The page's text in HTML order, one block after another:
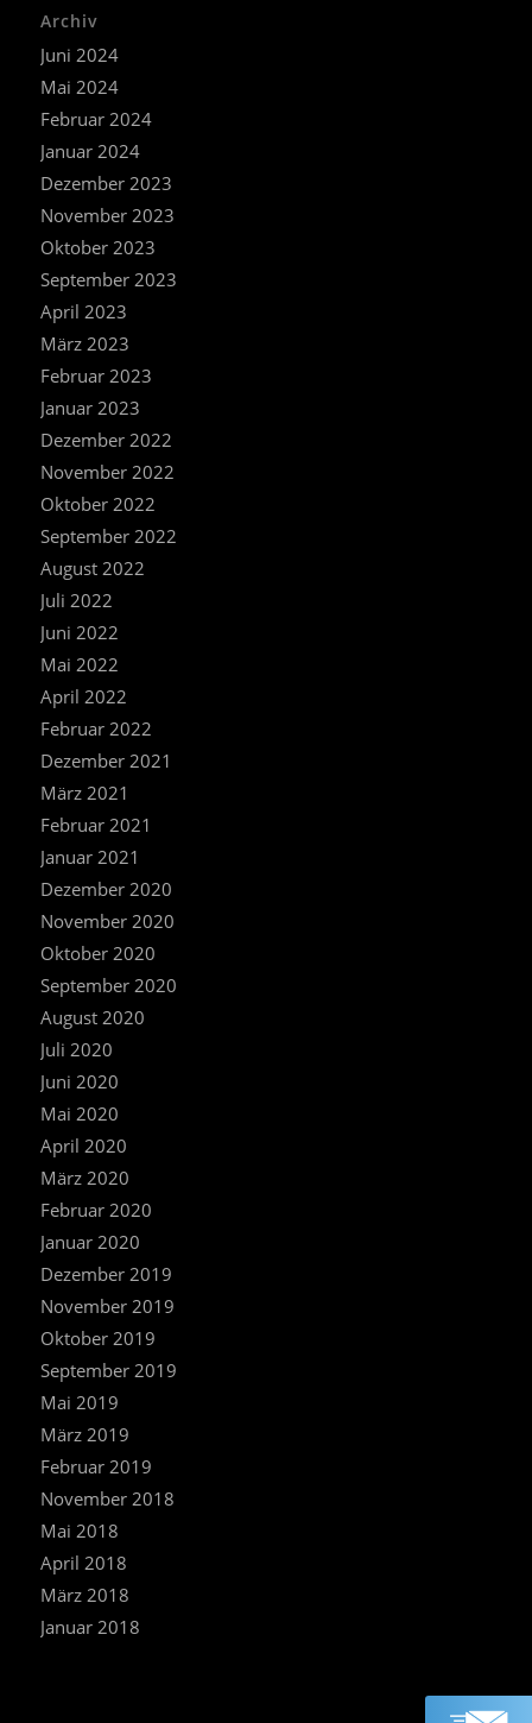
Archiv
Juni 2024
Mai 2024
Februar 2024
Januar 2024
Dezember 2023
November 2023
Oktober 2023
September 2023
April 2023
März 2023
Februar 2023
Januar 2023
Dezember 2022
November 2022
Oktober 2022
September 2022
August 2022
Juli 2022
Juni 2022
Mai 2022
April 2022
Februar 2022
Dezember 2021
März 2021
Februar 2021
Januar 2021
Dezember 2020
November 2020
Oktober 2020
September 2020
August 2020
Juli 2020
Juni 2020
Mai 2020
April 2020
März 2020
Februar 2020
Januar 2020
Dezember 2019
November 2019
Oktober 2019
September 2019
Mai 2019
März 2019
Februar 2019
November 2018
Mai 2018
April 2018
März 2018
Januar 2018